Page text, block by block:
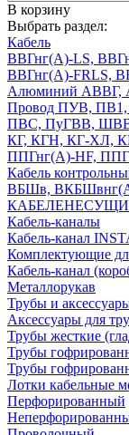
В корзину
Выбрать раздел:
Кабель
ВВГнг(А)-LS,
ВВГнг(А)-FRLS,
Алюминий АВВГ,
Провод ПУВ,
ПВС, ПуГВВ,
КГ, КГН, КГ-ХЛ,
ППГнг(А)-HF,
Кабель
ВБШв,
Кабель-каналы
Кабель-канал
Комплектующие
Кабель-канал
Металлорукав
Трубы и
Аксессуары для
Трубы жесткие
Трубы
Трубы
Лотки кабельные
Перфорированный